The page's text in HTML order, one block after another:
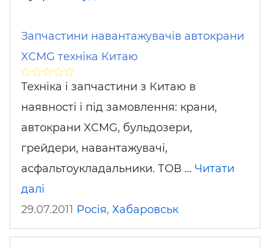
Запчастини навантажувачів автокрани
XCMG техніка Китаю
Техніка і запчастини з Китаю в
наявності і під замовлення: крани,
автокрани XCMG, бульдозери,
грейдери, навантажувачі,
асфальтоукладальники. ТОВ … Читати
далі
29.07.2011 Росія, Хабаровськ